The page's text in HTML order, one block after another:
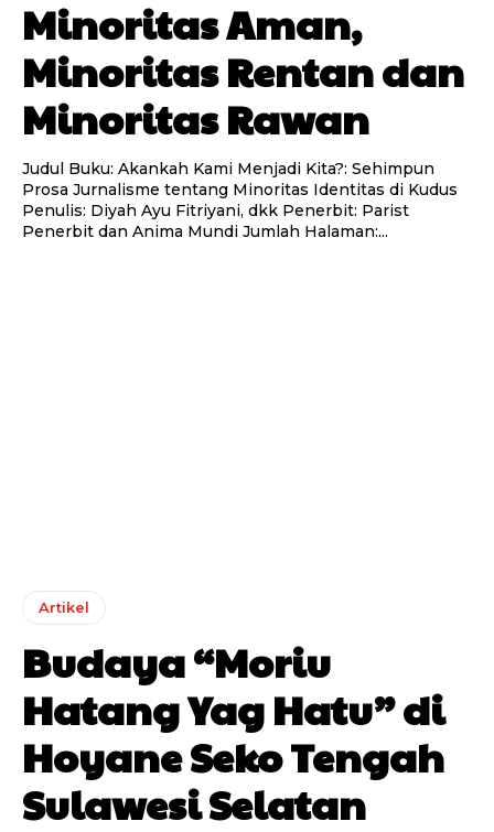
Minoritas Aman,
Minoritas Rentan dan
Minoritas Rawan
Judul Buku: Akankah Kami Menjadi Kita?: Sehimpun
Prosa Jurnalisme tentang Minoritas Identitas di Kudus
Penulis: Diyah Ayu Fitriyani, dkk Penerbit: Parist
Penerbit dan Anima Mundi Jumlah Halaman:...
Artikel
Budaya “Moriu
Hatang Yag Hatu” di
Hoyane Seko Tengah
Sulawesi Selatan